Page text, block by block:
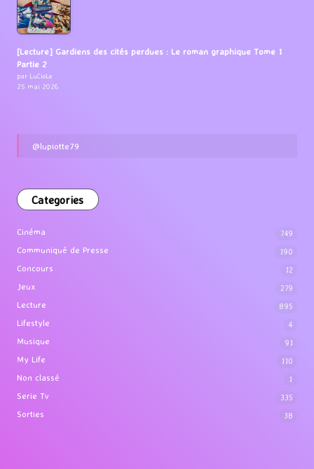
[Lecture] Gardiens des cités perdues : Le roman graphique Tome 1
Partie 2
par LuCioLe
25 mai 2026
@lupiotte79
Categories
Cinéma 749
Communiqué de Presse 190
Concours 12
Jeux 279
Lecture 895
Lifestyle 4
Musique 91
My Life 110
Non classé 1
Serie Tv 335
Sorties 38